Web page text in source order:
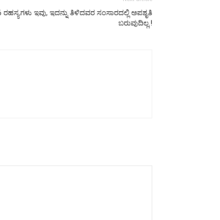
ಇವು, ಇದನ್ನು ತಿಳಿದವರ ಸಂಸಾರದಲ್ಲಿ ಅಪಶೃತಿ
ಬರುವುದಿಲ್ಲ.!